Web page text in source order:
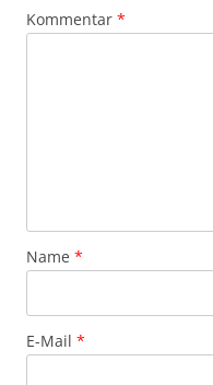
Kommentar *
Name *
E-Mail *